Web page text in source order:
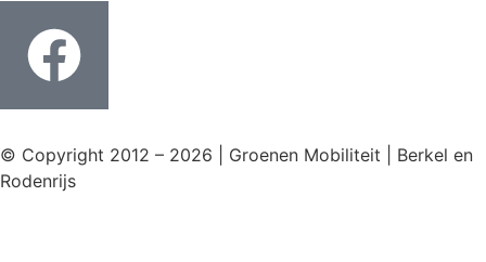
© Copyright 2012 – 2026 | Groenen Mobiliteit | Berkel en
Rodenrijs